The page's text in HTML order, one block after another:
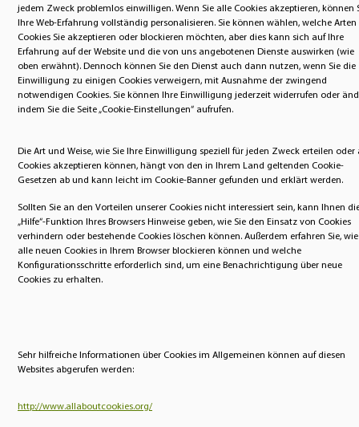
jedem Zweck problemlos einwilligen. Wenn Sie alle Cookies akzeptieren, können
Ihre Web-Erfahrung vollständig personalisieren. Sie können wählen, welche
Cookies Sie akzeptieren oder blockieren möchten, aber dies kann sich auf Ihre
Erfahrung auf der Website und die von uns angebotenen Dienste auswirken (wie
oben erwähnt). Dennoch können Sie den Dienst auch dann nutzen, wenn Sie die
Einwilligung zu einigen Cookies verweigern, mit Ausnahme der zwingend
notwendigen Cookies. Sie können Ihre Einwilligung jederzeit widerrufen oder
indem Sie die Seite „Cookie-Einstellungen“ aufrufen.
Die Art und Weise, wie Sie Ihre Einwilligung speziell für jeden Zweck erteilen oder
Cookies akzeptieren können, hängt von den in Ihrem Land geltenden Cookie-
Gesetzen ab und kann leicht im Cookie-Banner gefunden und erklärt werden.
Sollten Sie an den Vorteilen unserer Cookies nicht interessiert sein, kann Ihnen
„Hilfe“-Funktion Ihres Browsers Hinweise geben, wie Sie den Einsatz von Cookies
verhindern oder bestehende Cookies löschen können. Außerdem erfahren Sie, wie
alle neuen Cookies in Ihrem Browser blockieren können und welche
Konfigurationsschritte erforderlich sind, um eine Benachrichtigung über neue
Cookies zu erhalten.
Sehr hilfreiche Informationen über Cookies im Allgemeinen können auf diesen
Websites abgerufen werden:
http://www.allaboutcookies.org/